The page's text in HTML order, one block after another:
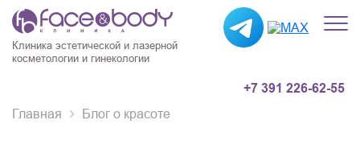
Клиника эстетической и лазерной
косметологии и гинекологии
+7 391 226-62-55
Главная Блог о красоте